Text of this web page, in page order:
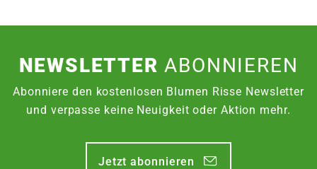
NEWSLETTER ABONNIEREN
Abonniere den kostenlosen Blumen Risse Newsletter
und verpasse keine Neuigkeit oder Aktion mehr.
Jetzt abonnieren